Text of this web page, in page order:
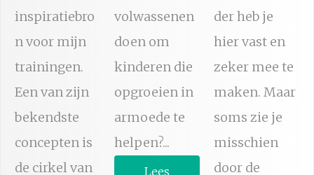
inspiratiebro
n voor mijn
trainingen.
Een van zijn
bekendste
concepten is
de cirkel van
volwassenen
doen om
kinderen die
opgroeien in
armoede te
helpen?...
Lees
der heb je
hier vast en
zeker mee te
maken. Maar
soms zie je
misschien
door de